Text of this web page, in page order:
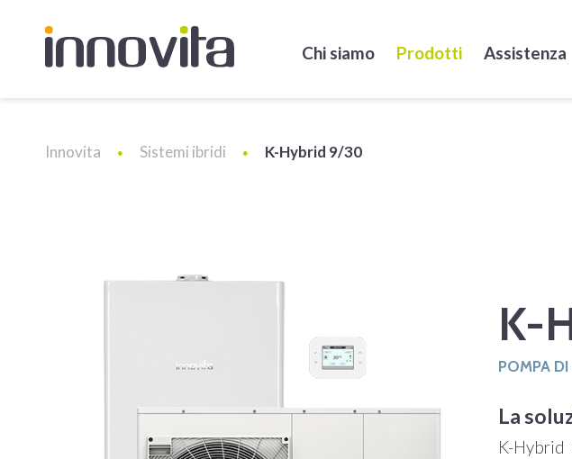
Chi siamo Prodotti Assistenza
Innovita ● Sistemi ibridi ● K-Hybrid 9/30
K-
POMPA
La
K-